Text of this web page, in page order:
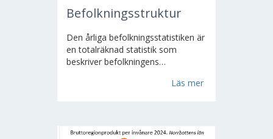
Befolkningsstruktur
Den årliga befolkningsstatistiken är
en totalräknad statistik som
beskriver befolkningens
(kön, ålder, medborgarskap,Läs mer